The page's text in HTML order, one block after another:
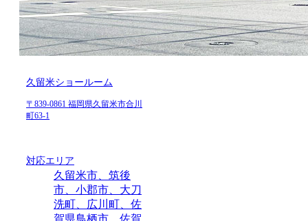
久留米ショールーム
〒839-0861 福岡県久留米市合川
町63-1
対応エリア
久留米市、筑後
市、小郡市、大刀
洗町、広川町、佐
賀県鳥栖市、佐賀